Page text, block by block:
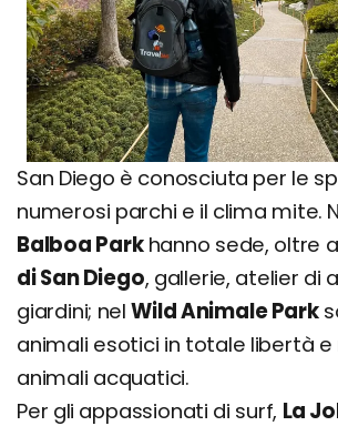
San Diego è conosciuta per le
numerosi parchi e il clima mite.
Balboa Parkhanno sede, oltre
di San Diego, gallerie, atelier di
giardini; nelWild Animale Park
animali esotici in totale libertà e
animali acquatici.
Per gli appassionati di surf, La